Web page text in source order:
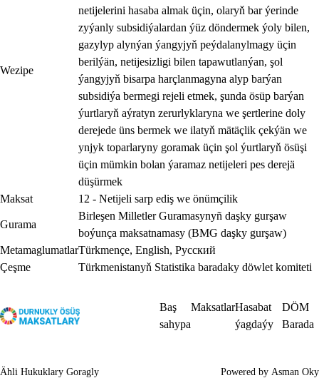
Wezipe
netijelerini hasaba almak üçin, olaryň bar ýerinde
zyýanly subsidiýalardan ýüz döndermek ýoly bilen,
gazylyp alynýan ýangyjyň peýdalanylmagy üçin
berilýän, netijesizligi bilen tapawutlanýan, şol
ýangyjyň bisarpa harçlanmagyna alyp barýan
subsidiýa bermegi rejeli etmek, şunda ösüp barýan
ýurtlaryň aýratyn zerurlyklaryna we şertlerine doly
derejede üns bermek we ilatyň mätäçlik çekýän we
ynjyk toparlaryny goramak üçin şol ýurtlaryň ösüşi
üçin mümkin bolan ýaramaz netijeleri pes derejä
düşürmek
Maksat
12 - Netijeli sarp ediş we önümçilik
Gurama
Birleşen Milletler Guramasynyñ daşky gurşaw
boýunça maksatnamasy (BMG daşky gurşaw)
MetamaglumatlarTürkmençe, English, Русский
Çeşme
Türkmenistanyň Statistika baradaky döwlet komiteti
Baş
sahypa
MaksatlarHasabat
ýagdaýy
DÖM
Barada
Ähli Hukuklary Goragly Powered by Asman Oky